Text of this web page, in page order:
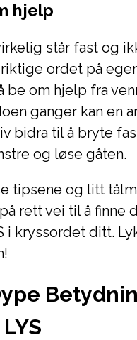
hjelp
står fast og
ordet på
be om hjelp fra
ganger kan en
bidra til å bryte
og løse gåten.
tipsene og litt
rett vei til å finne
i kryssordet ditt.